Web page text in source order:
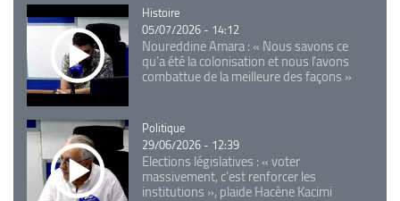
Catégorie
Histoire
05/07/2026 - 14:12
Noureddine Amara : « Nous savons ce
qu’a été la colonisation et nous l’avons
combattue de la meilleure des façons »
Catégorie
Politique
29/06/2026 - 12:39
Elections législatives : « voter
massivement, c'est renforcer les
institutions », plaide Hacène Kacimi